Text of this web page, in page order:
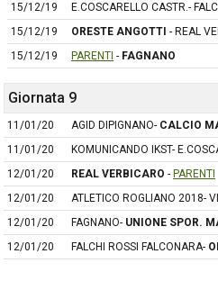
15/12/19
E.COSCARELLO CASTR.-
15/12/19
ORESTE ANGOTTI - REAL
15/12/19
PARENTI - FAGNANO
Giornata 9
11/01/20 AGID DIPIGNANO- CALCIO
11/01/20
KOMUNICANDO IKST-
12/01/20
REAL VERBICARO - PARENTI
12/01/20
ATLETICO ROGLIANO 2018-
12/01/20
FAGNANO- UNIONE SPOR.
12/01/20
FALCHI ROSSI FALCONARA-